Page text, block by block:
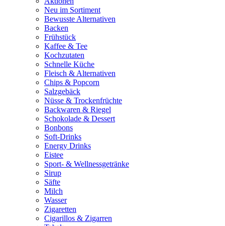
Neu im Sortiment
Bewusste Alternativen
Backen
Frühstück
Kaffee & Tee
Kochzutaten
Schnelle Küche
Fleisch & Alternativen
Chips & Popcorn
Salzgebäck
Nüsse & Trockenfrüchte
Backwaren & Riegel
Schokolade & Dessert
Bonbons
Soft-Drinks
Energy Drinks
Eistee
Sport- & Wellnessgetränke
Sirup
Säfte
Milch
Wasser
Zigaretten
Cigarillos & Zigarren